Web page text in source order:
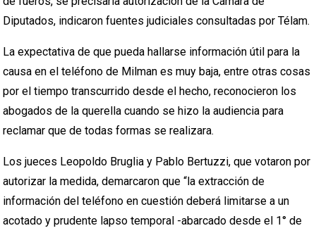
Diputados, indicaron fuentes judiciales consultadas por Télam.
La expectativa de que pueda hallarse información útil para la
causa en el teléfono de Milman es muy baja, entre otras cosas
por el tiempo transcurrido desde el hecho, reconocieron los
abogados de la querella cuando se hizo la audiencia para
reclamar que de todas formas se realizara.
Los jueces Leopoldo Bruglia y Pablo Bertuzzi, que votaron por
autorizar la medida, demarcaron que “la extracción de
información del teléfono en cuestión deberá limitarse a un
acotado y prudente lapso temporal -abarcado desde el 1° de